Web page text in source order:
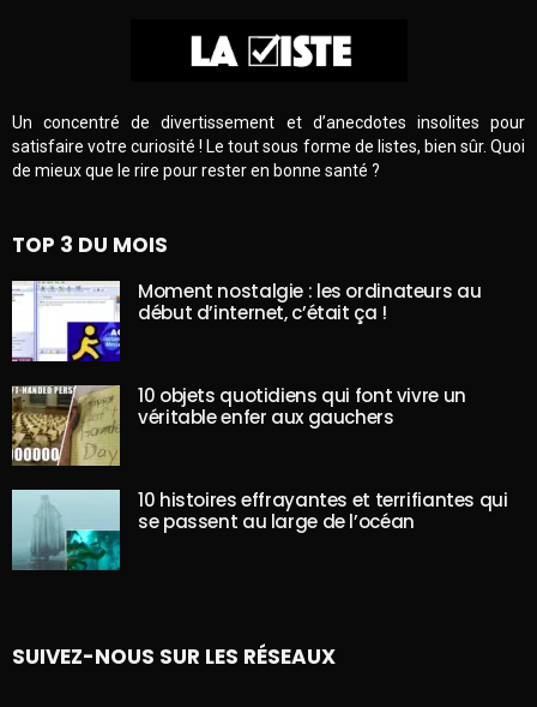
Un concentré de divertissement et d’anecdotes insolites pour
satisfaire votre curiosité ! Le tout sous forme de listes, bien sûr. Quoi
de mieux que le rire pour rester en bonne santé ?
TOP 3 DU MOIS
Moment nostalgie : les ordinateurs au
début d’internet, c’était ça !
10 objets quotidiens qui font vivre un
véritable enfer aux gauchers
10 histoires effrayantes et terrifiantes qui
se passent au large de l’océan
SUIVEZ-NOUS SUR LES RÉSEAUX